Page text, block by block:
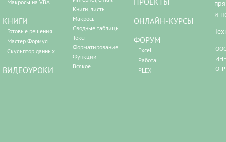
Макросы на VBA
КНИГИ
Готовые решения
Мастер Формул
Скульптор данных
ВИДЕОУРОКИ
Книги, листы
Макросы
Сводные таблицы
Текст
Форматирование
Функции
Всякое
ОНЛАЙН-КУРСЫ
ФОРУМ
Excel
Работа
PLEX
и